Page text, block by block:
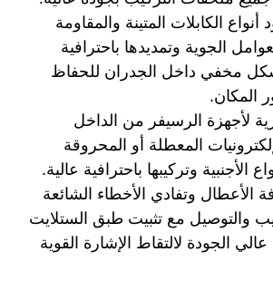
أنواع الكابلات المتينة والمقاومة
الجوية وتمديدها باحترافية
مخفي داخل الجدران للحفاظ
المكان.
لأجهزة الرسيفر من الداخل
المعطلة أو المحروقة
الأجنبية وتركيبها باحترافية عالية.
الأعطال وتفادي الأخطاء الشائعة
والتوصيل مع تثبيت طبق الستلايت
الجودة لالتقاط الإشارة القوية